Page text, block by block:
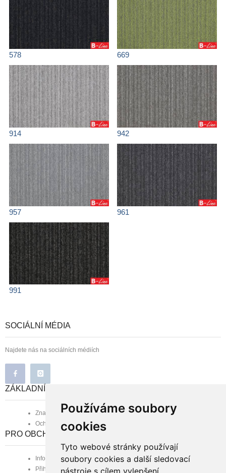
Používáme soubory
cookies
Tyto webové stránky používají
soubory cookies a další sledovací
nástroje s cílem vylepšení
578 669
914 942
957 961
991
SOCIÁLNÍ MÉDIA
Najdete nás na sociálních médiích
ZÁKLADNÍ INFORMACE
Značka B-line
Ochrana osobních údajů
PRO OBCHODNÍ PARTNERY
Informace pro obchodní partnery
Přihlášení zaregistrovaného